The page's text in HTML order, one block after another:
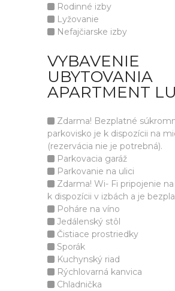
Rodinné izby
Lyžovanie
Nefajčiarske izby
VYBAVENIE
UBYTOVANIA
APARTMENT
Zdarma! Bezplatné
parkovisko je k dispozícii na
(rezervácia nie je potrebná).
Parkovacia garáž
Parkovanie na ulici
Zdarma! Wi- Fi pripojenie
k dispozícii v izbách a je
Poháre na víno
Jedálenský stôl
Čistiace prostriedky
Sporák
Kuchynský riad
Rýchlovarná kanvica
Chladnička